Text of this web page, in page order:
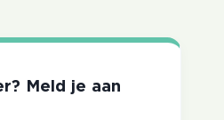
Meld je aan